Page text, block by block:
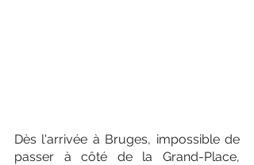
Dès l'arrivée à Bruges, impossible de
passer à côté de la Grand-Place,